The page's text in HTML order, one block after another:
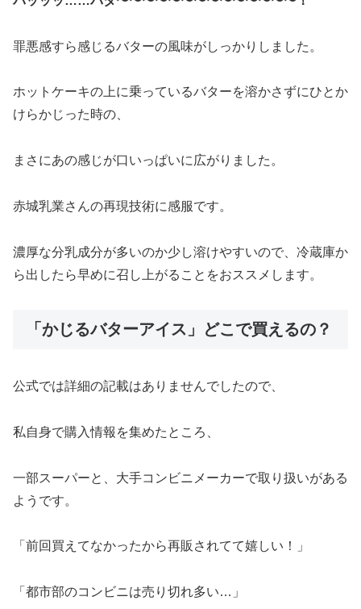
罪悪感すら感じるバターの風味がしっかりしました。
ホットケーキの上に乗っているバターを溶かさずにひとか
けらかじった時の、
まさにあの感じが口いっぱいに広がりました。
赤城乳業さんの再現技術に感服です。
濃厚な分乳成分が多いのか少し溶けやすいので、冷蔵庫か
ら出したら早めに召し上がることをおススメします。
「かじるバターアイス」どこで買えるの？
公式では詳細の記載はありませんでしたので、
私自身で購入情報を集めたところ、
一部スーパーと、大手コンビニメーカーで取り扱いがある
ようです。
「前回買えてなかったから再販されてて嬉しい！」
「都市部のコンビニは売り切れ多い…」